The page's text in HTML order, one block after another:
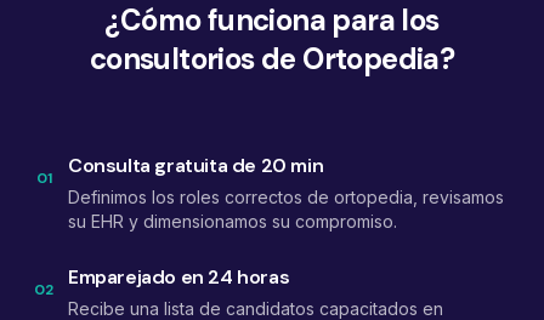
¿Cómo funciona para los
consultorios de Ortopedia?
01 Consulta gratuita de 20 min
Definimos los roles correctos de ortopedia, revisamos
su EHR y dimensionamos su compromiso.
02 Emparejado en 24 horas
Recibe una lista de candidatos capacitados en